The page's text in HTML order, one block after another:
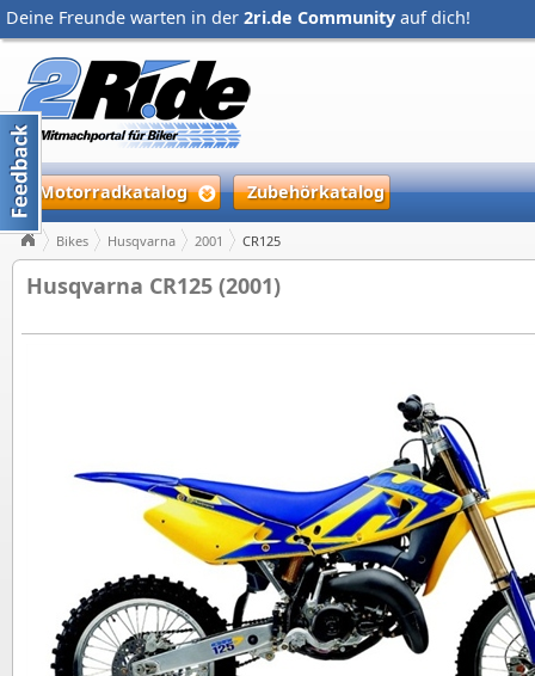
Deine Freunde warten in der 2ri.de Community auf dich!
Motorradkatalog Zubehörkatalog
Bikes Husqvarna 2001 CR125
Husqvarna CR125 (2001)